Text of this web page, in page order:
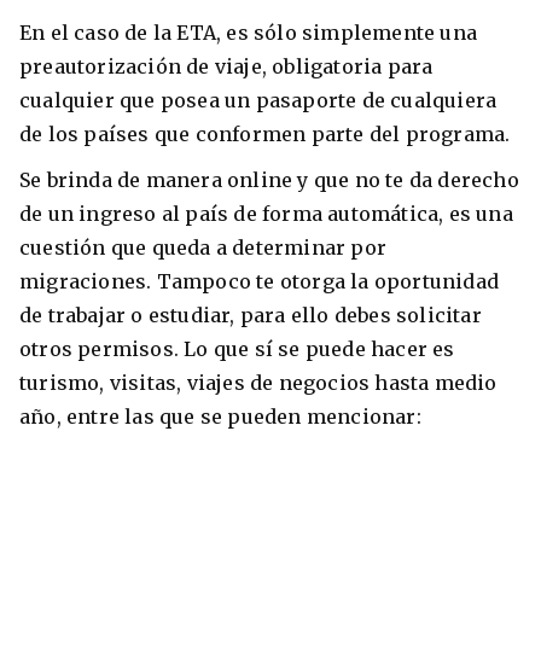
En el caso de la ETA, es sólo simplemente una
preautorización de viaje, obligatoria para
cualquier que posea un pasaporte de cualquiera
de los países que conformen parte del programa.
Se brinda de manera online y que no te da derecho
de un ingreso al país de forma automática, es una
cuestión que queda a determinar por
migraciones. Tampoco te otorga la oportunidad
de trabajar o estudiar, para ello debes solicitar
otros permisos. Lo que sí se puede hacer es
turismo, visitas, viajes de negocios hasta medio
año, entre las que se pueden mencionar: